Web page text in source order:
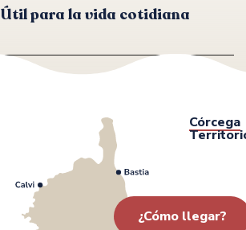
Útil para la vida cotidiana
Córcega
¿Cómo llegar?